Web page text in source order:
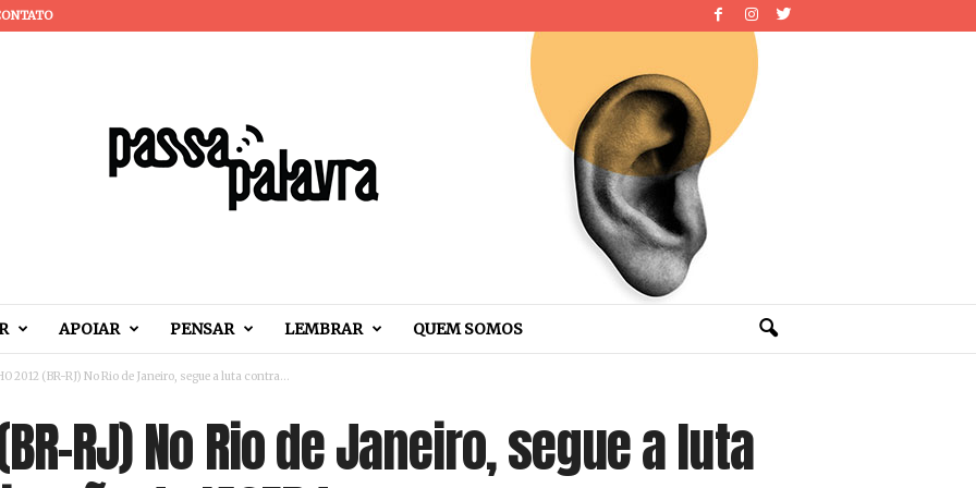
APOIAR PENSAR LEMBRAR QUEM SOMOS
2012 (BR-RJ) No Rio de Janeiro, segue a luta contra...
RJ) No Rio de Janeiro, segue a luta